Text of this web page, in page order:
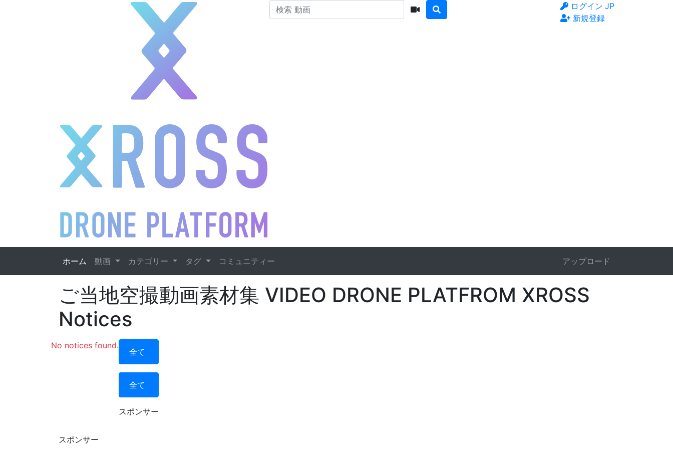
JP
ログイン
新規登録
ホーム 動画 カテゴリー タグ コミュニティー アップロード
ご当地空撮動画素材集 VIDEO DRONE PLATFROM XROSS
Notices
No notices found.
全て
全て
スポンサー
スポンサー